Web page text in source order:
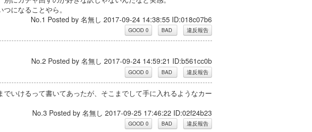
になることやら。
No.1 Posted by 名無し 2017-09-24 14:38:55 ID:018c07b6
No.2 Posted by 名無し 2017-09-24 14:59:21 ID:b561cc0b
いけるって書いてあったが、そこまでして手に入れるようなカー
No.3 Posted by 名無し 2017-09-25 17:46:22 ID:02f24b23